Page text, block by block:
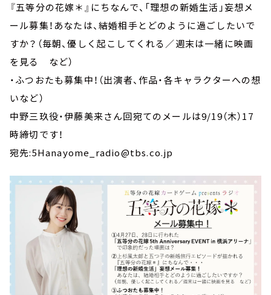
『五等分の花嫁＊』にちなんで、「理想の新婚生活」妄想メ
ール募集！あなたは、結婚相手とどのように過ごしたいで
すか？（毎朝、優しく起こしてくれる／週末は一緒に映画
を見る など）
・ふつおたも募集中！（出演者、作品・各キャラクターへの想
いなど）
中野三玖役・伊藤美来さん回宛てのメールは9/19（木）17
時締切です！
宛先:5Hanayome_radio@tbs.co.jp